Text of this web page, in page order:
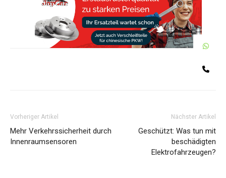
Vorheriger Artikel
Mehr Verkehrssicherheit durch
Innenraumsensoren
Nächster Artikel
Geschützt: Was tun mit
beschädigten
Elektrofahrzeugen?